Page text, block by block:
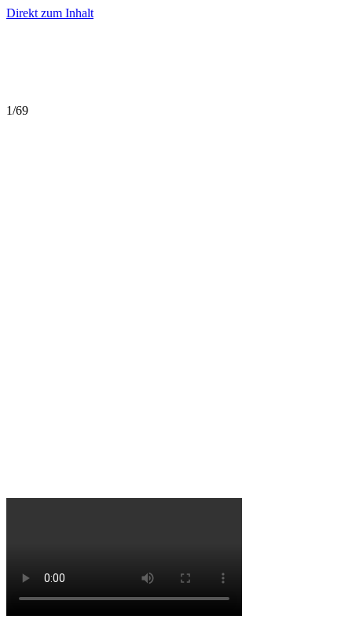
Direkt zum Inhalt
1/69